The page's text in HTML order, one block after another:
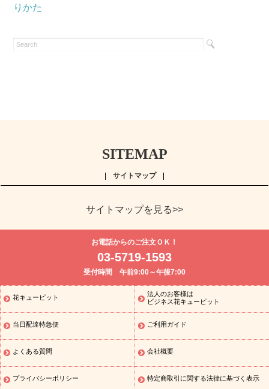
りかた
SITEMAP
サイトマップ
サイトマップを見る>>
お祝い 誕生日フラワーギフト特集
お供え・お悔やみの花
四十九日法要以降に贈る花
通夜・葬儀に贈る花
胡蝶蘭・花鉢 プリザーブドフラワー
のイベント
ひまわり ギフト・プレゼント特集
お盆 花（新盆・初
盆）
季節のイベント お盆 花（新盆・初盆）
お盆 花（新盆・
初盆）
お盆・お供え 花とセットギフト
お盆・お供え プリザーブ
ドフラワー
ひまわり ギフト・プレゼント特集
元・暑中見舞い 花のギフト特集
敬老の日におくる花ギフト・プレ
ゼント特集
敬老の日におくる花ギフト・プレゼント特集
花のおすすめランキング
敬老の日 花鉢植えのギフト・プレゼント
特集
敬老の日 花とセットギフト・プレゼント特集
敬老の日の花
お電話からのご注文ＯＫ！
03-5719-1593
受付時間 午前9:00～午後7:00
花キューピット
法人のお客様は
ビジネス花キューピット
当日配達特急便 ご利用ガイド
よくある質問 会社概要
プライバシーポリシー 特定商取引に関する法律に基づく表示